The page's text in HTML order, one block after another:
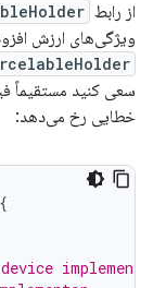
از رابط
ویژگی‌های ارزش
سعی کنید مستقیماً
خطایی رخ می‌دهد:
{